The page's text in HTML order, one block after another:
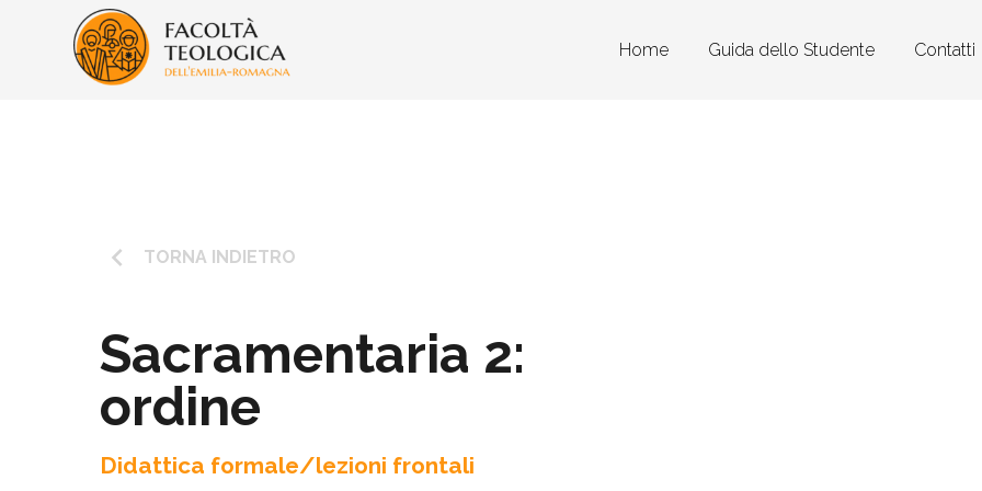
Home Guida dello Studente Contatti
keyboard_arrow_left TORNA INDIETRO
Sacramentaria 2:
ordine
Didattica formale/lezioni frontali